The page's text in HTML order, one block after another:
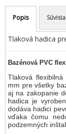
Popis
Tlaková hadica
Bazénová PVC
Tlaková
mm pre všetky
aj na zakopanie
hadica je
dodáva hadici
vďaka čomu
podzemných